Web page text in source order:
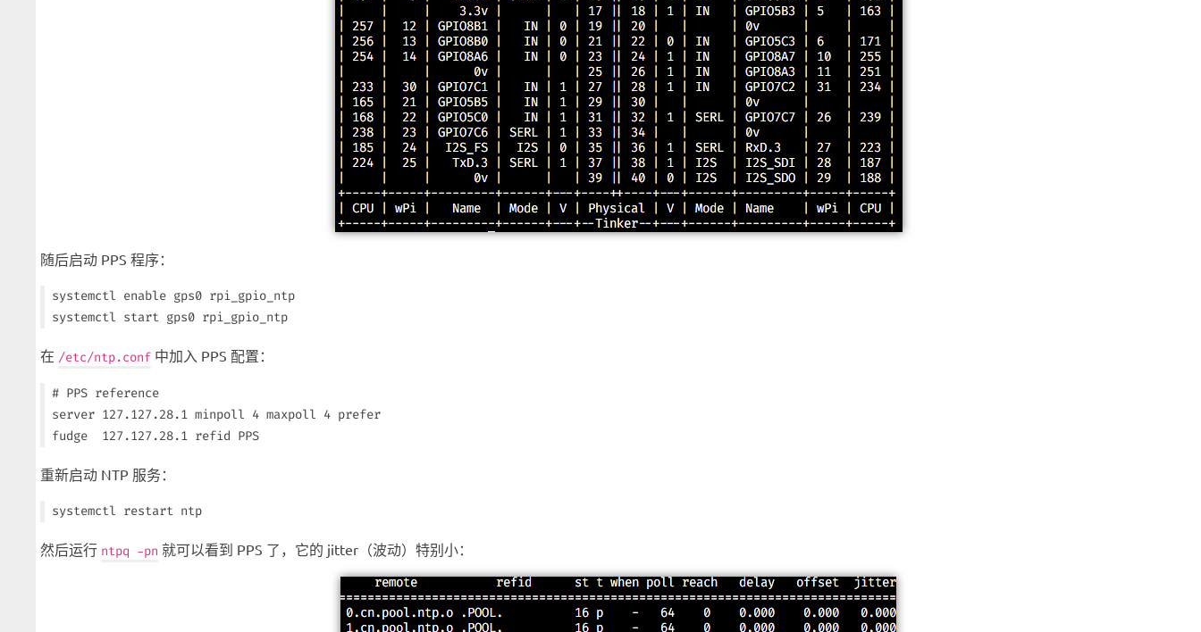
随后启动 PPS 程序：
systemctl enable gps0 rpi_gpio_ntp
在 /etc/ntp.conf 中加入 PPS 配置：
# PPS reference
server 127.127.28.1 minpoll 4 maxpoll 4 prefer
重新启动 NTP 服务：
然后运行 ntpq -pn 就可以看到 PPS 了，它的 jitter（波动）特别小：